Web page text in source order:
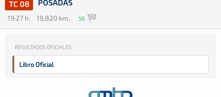
TC 08 POSADAS
19:27 h. 19,820 km. 56
RESULTADOS OFICIALES
Libro Oficial